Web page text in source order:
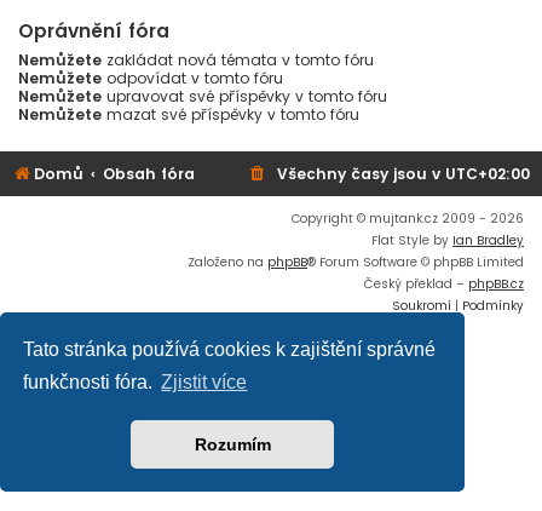
Tato stránka používá cookies k zajištění správné
funkčnosti fóra. Zjistit více
Rozumím
Oprávnění fóra
Nemůžete zakládat nová témata v tomto fóru
Nemůžete odpovídat v tomto fóru
Nemůžete upravovat své příspěvky v tomto fóru
Nemůžete mazat své příspěvky v tomto fóru
Domů Obsah fóra Všechny časy jsou v UTC+02:00
Copyright © mujtank.cz 2009 - 2026
Flat Style by Ian Bradley
Založeno na phpBB® Forum Software © phpBB Limited
Český překlad – phpBB.cz
Soukromí | Podmínky